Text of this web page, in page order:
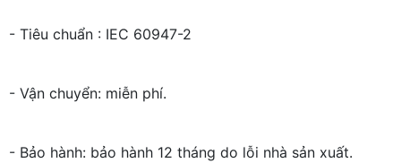
- Tiêu chuẩn : IEC 60947-2
- Vận chuyển: miễn phí.
- Bảo hành: bảo hành 12 tháng do lỗi nhà sản xuất.